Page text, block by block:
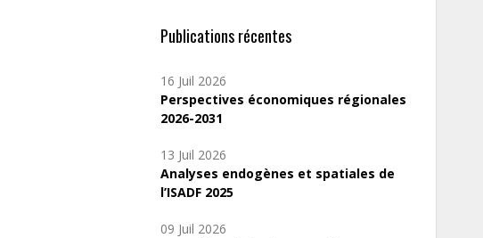
Publications récentes
16 Juil 2026
Perspectives économiques régionales
2026-2031
13 Juil 2026
Analyses endogènes et spatiales de
l’ISADF 2025
09 Juil 2026